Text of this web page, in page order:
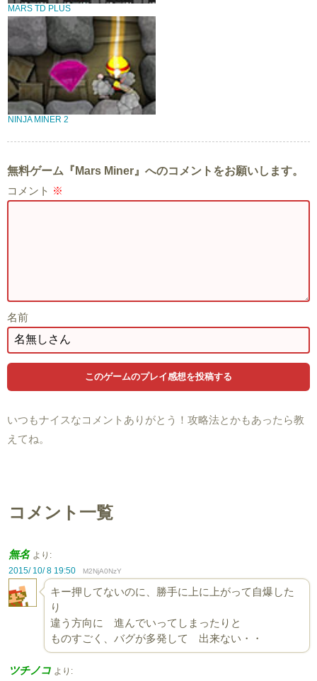
MARS TD PLUS
NINJA MINER 2
無料ゲーム『Mars Miner』へのコメントをお願いします。
コメント ※
名前
いつもナイスなコメントありがとう！攻略法とかもあったら教
えてね。
コメント一覧
無名 より:
2015/ 10/ 8 19:50
M2NjA0NzY
キー押してないのに、勝手に上に上がって自爆した
り
違う方向に 進んでいってしまったりと
ものすごく、バグが多発して 出来ない・・
ツチノコ より: